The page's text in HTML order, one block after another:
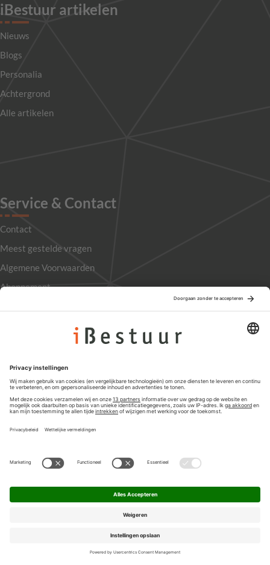
iBestuur artikelen
Nieuws
Blogs
Personalia
Achtergrond
Alle artikelen
Service & Contact
Contact
Meest gestelde vragen
Algemene Voorwaarden
Abonnement
Privacyinstellingen